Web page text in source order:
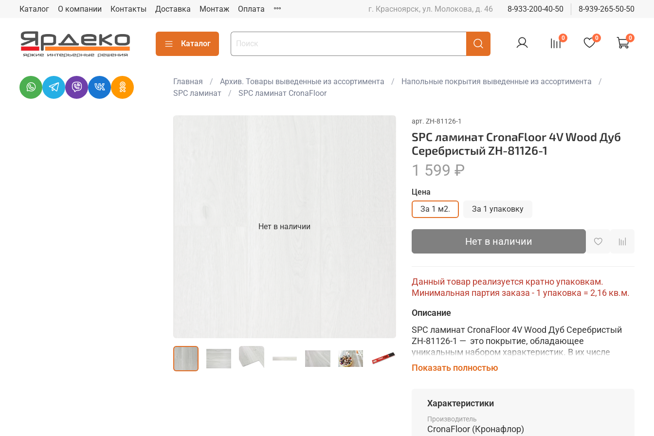
Каталог О компании Контакты Доставка Монтаж Оплата г. Красноярск, ул. Молокова, д. 46 8-933-200-40-50 8-939-265-50-50
Каталог
0 0 0
Главная Архив. Товары выведенные из ассортимента
Напольные покрытия выведенные из ассортимента
SPC ламинат
SPC ламинат CronaFloor
Нет в наличии
арт. ZH-81126-1
SPC ламинат CronaFloor 4V Wood Дуб
Серебристый ZH-81126-1
1 599 ₽
Цена
За 1 м2.
За 1 упаковку
Нет в наличии
Данный товар реализуется кратно упаковкам.
Минимальная партия заказа - 1 упаковка = 2,16 кв.м.
Описание
SPC ламинат CronaFloor 4V Wood Дуб Серебристый
ZH-81126-1 — это покрытие, обладающее
уникальным набором характеристик. В их числе
влагостойкость, повышенная прочность, способность
поглощать звуки и совместимость с теплыми полами.
использования специальных средств. Широкая
цветовая гамма и большой выбор дизайнов,
имитирующих поверхность натурального дерева,
Показать полностью
Характеристики
Производитель
CronaFloor (Кронафлор)